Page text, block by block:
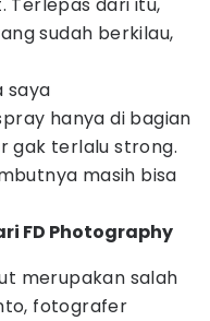
sudah berkilau,
saya
hanya di bagian
gak terlalu strong.
masih bisa
FD Photography
merupakan salah
fotografer